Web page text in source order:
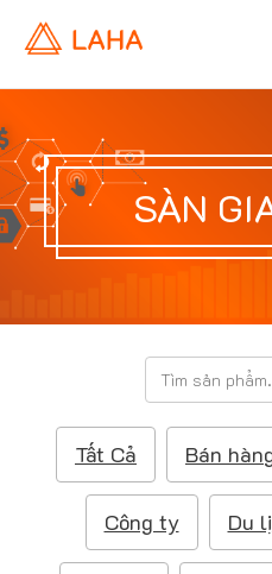
SÀN
T
ì
m
i
ế
m
Tất Cả Bán
Công ty Du